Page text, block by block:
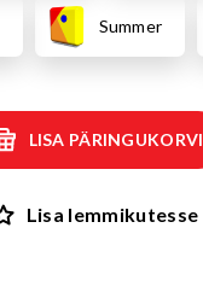
Summer
LISA PÄRINGUKORVI
Lisa lemmikutesse